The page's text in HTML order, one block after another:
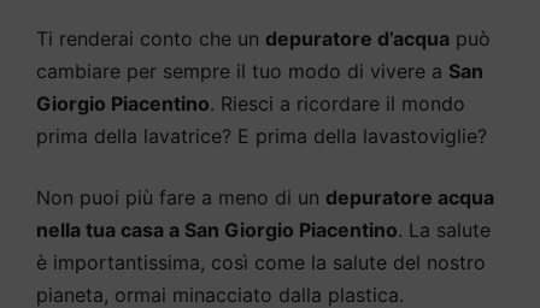
Ti renderai conto che un depuratore d’acqua può
cambiare per sempre il tuo modo di vivere a San
Giorgio Piacentino. Riesci a ricordare il mondo
prima della lavatrice? E prima della lavastoviglie?
Non puoi più fare a meno di un depuratore acqua
nella tua casa a San Giorgio Piacentino. La salute
è importantissima, così come la salute del nostro
pianeta, ormai minacciato dalla plastica.